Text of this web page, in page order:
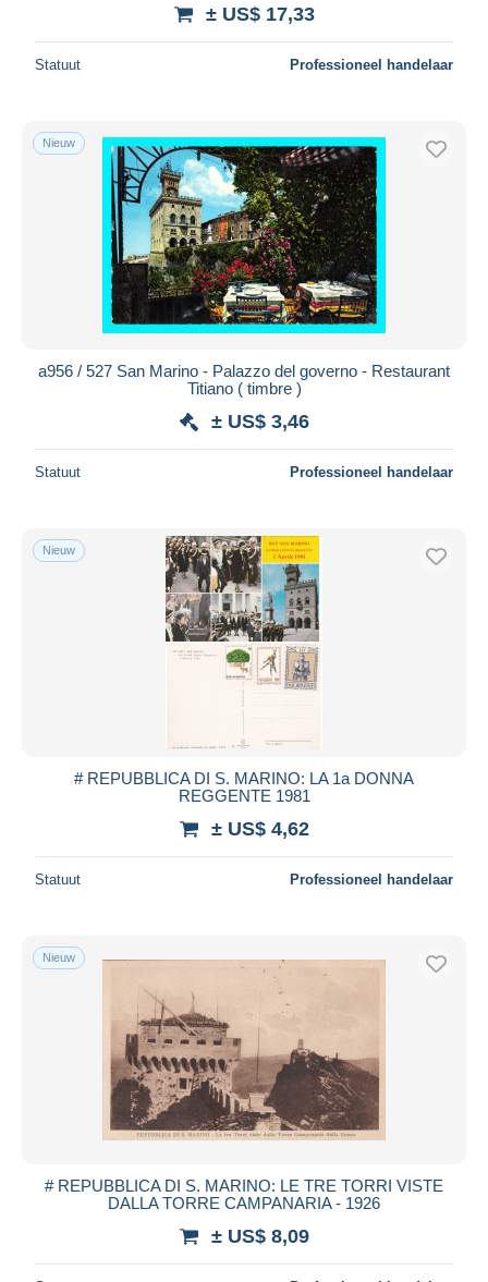
± US$ 17,33
Statuut Professioneel handelaar
Nieuw
a956 / 527 San Marino - Palazzo del governo - Restaurant
Titiano ( timbre )
± US$ 3,46
Statuut Professioneel handelaar
Nieuw
# REPUBBLICA DI S. MARINO: LA 1a DONNA
REGGENTE 1981
± US$ 4,62
Statuut Professioneel handelaar
Nieuw
# REPUBBLICA DI S. MARINO: LE TRE TORRI VISTE
DALLA TORRE CAMPANARIA - 1926
± US$ 8,09